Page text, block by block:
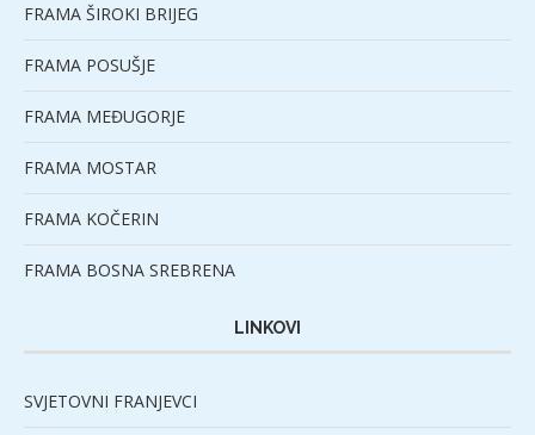
FRAMA ŠIROKI BRIJEG
FRAMA POSUŠJE
FRAMA MEĐUGORJE
FRAMA MOSTAR
FRAMA KOČERIN
FRAMA BOSNA SREBRENA
LINKOVI
SVJETOVNI FRANJEVCI